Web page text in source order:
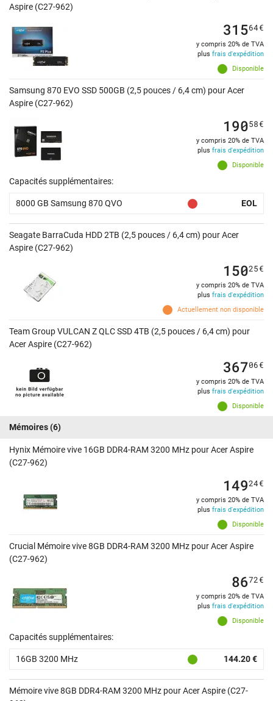
Aspire (C27-962)
Disponible
31564€
y compris 20% de TVA
plus frais d'expédition
Samsung 870 EVO SSD 500GB (2,5 pouces / 6,4 cm) pour Acer
Aspire (C27-962)
Disponible
19058€
y compris 20% de TVA
plus frais d'expédition
Capacités supplémentaires:
8000 GB Samsung 870 QVO EOL
Seagate BarraCuda HDD 2TB (2,5 pouces / 6,4 cm) pour Acer
Aspire (C27-962)
Actuellement non disponible
15025€
y compris 20% de TVA
plus frais d'expédition
Team Group VULCAN Z QLC SSD 4TB (2,5 pouces / 6,4 cm) pour
Acer Aspire (C27-962)
Disponible
36706€
y compris 20% de TVA
plus frais d'expédition
Mémoires(6)
Hynix Mémoire vive 16GB DDR4-RAM 3200 MHz pour Acer Aspire
(C27-962)
Disponible
14924€
y compris 20% de TVA
plus frais d'expédition
Crucial Mémoire vive 8GB DDR4-RAM 3200 MHz pour Acer Aspire
(C27-962)
Disponible
8672€
y compris 20% de TVA
plus frais d'expédition
Capacités supplémentaires:
16GB 3200 MHz 144.20 €
Mémoire vive 8GB DDR4-RAM 3200 MHz pour Acer Aspire (C27-